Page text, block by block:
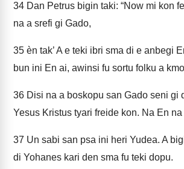
34 Dan Petrus bigin taki: “Now mi kon
na a srefi gi Gado,
35 èn tak’ A e teki ibri sma di e anbegi
bun ini En ai, awinsi fu sortu folku a
36 Disi na a boskopu san Gado seni gi
Yesus Kristus tyari freide kon. Na En
37 Un sabi san psa ini heri Yudea. A
di Yohanes kari den sma fu teki dopu.